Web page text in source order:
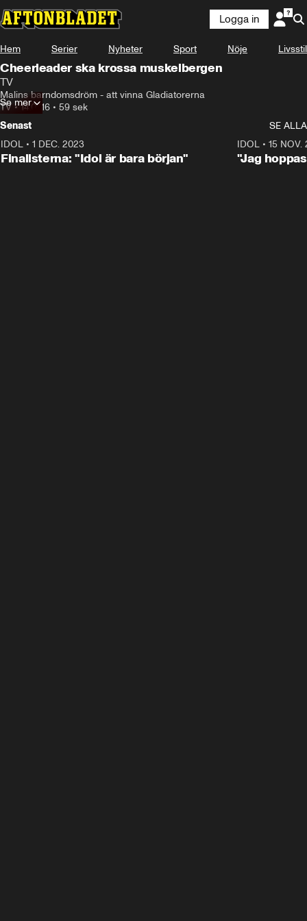
Logga in
Hem Serier Nyheter Sport Nöje Livsstil
Cheerleader ska krossa muskelbergen
TV
Malins barndomsdröm - att vinna Gladiatorerna
TV •14.07.16 • 59 sek
Se mer
Senast
SE ALLA
IDOL • 1 DEC. 2023
Finalisterna: "Idol är bara början"
IDOL• 15 NOV.
"Jag